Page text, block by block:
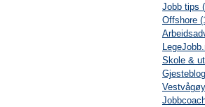
Jobb tips
Offshore
Skole &